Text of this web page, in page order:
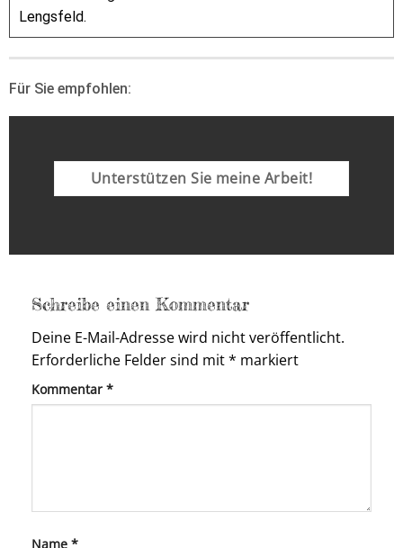
Lengsfeld.
Für Sie empfohlen:
Unterstützen Sie meine Arbeit!
Schreibe einen Kommentar
Deine E-Mail-Adresse wird nicht veröffentlicht.
Erforderliche Felder sind mit* markiert
Kommentar *
Name *